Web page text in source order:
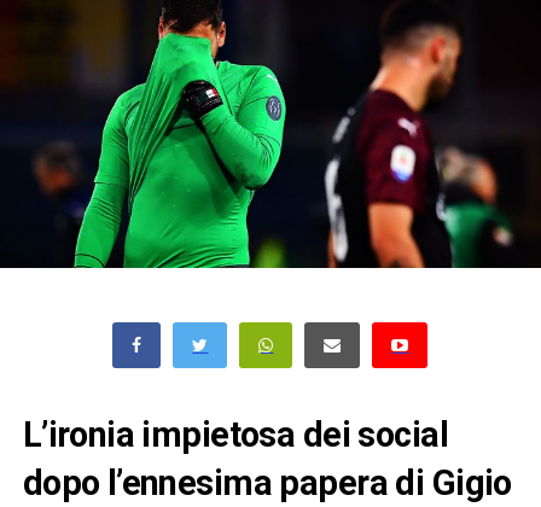
L’ironia impietosa dei social
dopo l’ennesima papera di Gigio